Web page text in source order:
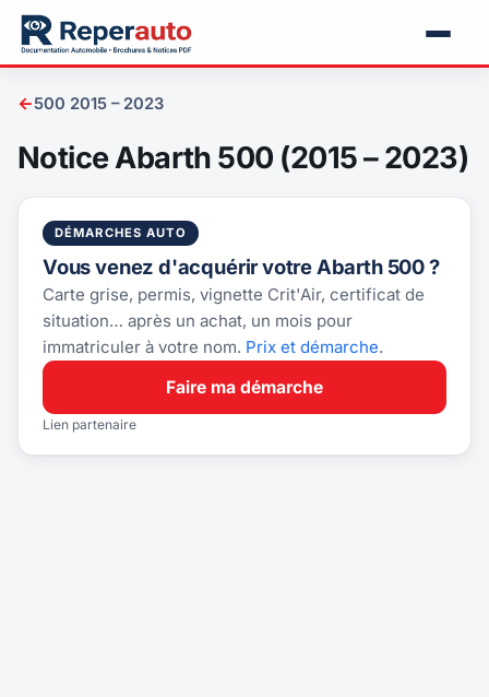
←500 2015 – 2023
Notice Abarth 500 (2015 – 2023)
DÉMARCHES AUTO
Vous venez d'acquérir votre Abarth 500 ?
Carte grise, permis, vignette Crit'Air, certificat de
situation… après un achat, un mois pour
immatriculer à votre nom. Prix et démarche.
Faire ma démarche
Lien partenaire